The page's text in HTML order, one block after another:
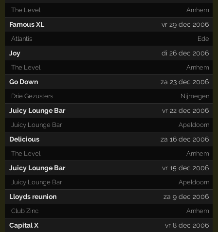
The Level Arnhem
Famous XL vr 29 dec 2006
Atlantis Ede
Joy di 26 dec 2006
The Level Arnhem
Go Down za 23 dec 2006
Drie Gezusters Nijmegen
Juicy Lounge Bar vr 22 dec 2006
Juicy Lounge Bar Apeldoorn
Delicious za 16 dec 2006
The Level Arnhem
Juicy Lounge Bar vr 15 dec 2006
Juicy Lounge Bar Apeldoorn
Lloyds reunion za 9 dec 2006
Club Zinc Arnhem
Capital X vr 8 dec 2006